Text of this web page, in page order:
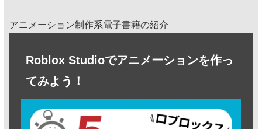
アニメーション制作系電子書籍の紹介
Roblox Studioでアニメーションを作っ
てみよう！